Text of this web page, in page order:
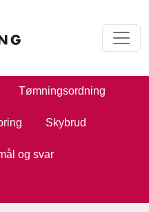
Tømningsordning
Skybrud
og svar